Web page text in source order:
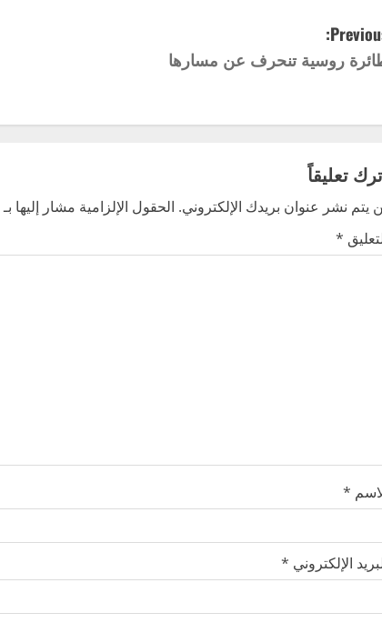
روسية تنحرف عن مسارها
تعليقاً
يتم نشر عنوان بريدك الإلكتروني. الحقول الإلزامية مشار إليها بـ
*
*
الإلكتروني *